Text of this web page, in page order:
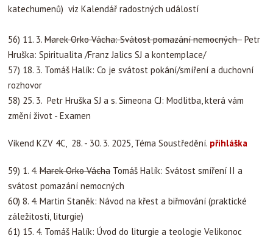
katechumenů) viz Kalendář radostných událostí
56) 11. 3. Marek Orko Vácha: Svátost pomazání nemocných Petr
Hruška: Spiritualita /Franz Jalics SJ a kontemplace/
57) 18. 3. Tomáš Halík: Co je svátost pokání/smíření a duchovní
rozhovor
58) 25. 3. Petr Hruška SJ a s. Simeona CJ: Modlitba, která vám
změní život - Examen
Víkend KZV 4C, 28. - 30. 3. 2025, Téma Soustředění. přihláška
59) 1. 4. Marek Orko Vácha Tomáš Halík: Svátost smíření II a
svátost pomazání nemocných
60) 8. 4. Martin Staněk: Návod na křest a biřmování (praktické
záležitosti, liturgie)
61) 15. 4. Tomáš Halík: Úvod do liturgie a teologie Velikonoc